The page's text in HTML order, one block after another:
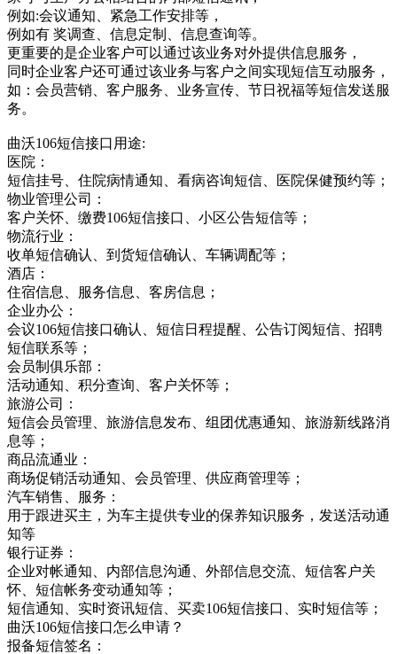
例如:会议通知、紧急工作安排等，
例如有 奖调查、信息定制、信息查询等。
更重要的是企业客户可以通过该业务对外提供信息服务，
同时企业客户还可通过该业务与客户之间实现短信互动服务，
如：会员营销、客户服务、业务宣传、节日祝福等短信发送服
务。
曲沃106短信接口用途:
医院：
短信挂号、住院病情通知、看病咨询短信、医院保健预约等；
物业管理公司：
客户关怀、缴费106短信接口、小区公告短信等；
物流行业：
收单短信确认、到货短信确认、车辆调配等；
酒店：
住宿信息、服务信息、客房信息；
企业办公：
会议106短信接口确认、短信日程提醒、公告订阅短信、招聘
短信联系等；
会员制俱乐部：
活动通知、积分查询、客户关怀等；
旅游公司：
短信会员管理、旅游信息发布、组团优惠通知、旅游新线路消
息等；
商品流通业：
商场促销活动通知、会员管理、供应商管理等；
汽车销售、服务：
用于跟进买主，为车主提供专业的保养知识服务，发送活动通
知等
银行证券：
企业对帐通知、内部信息沟通、外部信息交流、短信客户关
怀、短信帐务变动通知等；
短信通知、实时资讯短信、买卖106短信接口、实时短信等；
曲沃106短信接口怎么申请？
报备短信签名：